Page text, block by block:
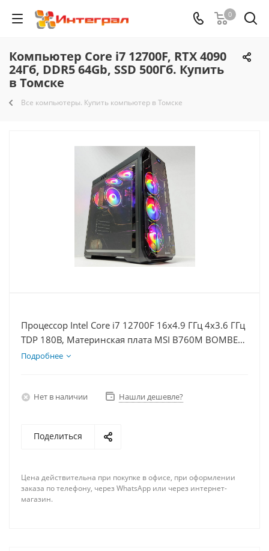
0
Компьютер Core i7 12700F, RTX 4090
24Гб, DDR5 64Gb, SSD 500Гб. Купить
в Томске
Все компьютеры. Купить компьютер в Томске
Процессор Intel Core i7 12700F 16x4.9 ГГц 4x3.6 ГГц
TDP 180В, Материнская плата MSI B760M BOMBER
WIFI D5, Видеокарта RTX 4090 24Гб, Память
Подробнее
Нет в наличии Нашли дешевле?
Поделиться
Цена действительна при покупке в офисе, при оформлении
заказа по телефону, через WhatsApp или через интернет-
магазин.